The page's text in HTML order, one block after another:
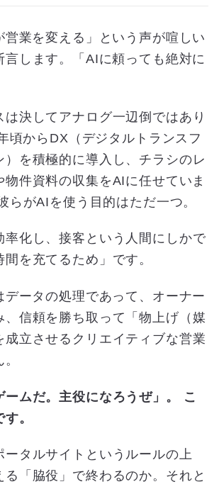
営業を変える」という声が喧しい
言します。「AIに頼っても絶対に
は決してアナログ一辺倒ではあり
頃からDX（デジタルトランスフ
）を積極的に導入し、チラシのレ
物件資料の収集をAIに任せていま
らがAIを使う目的はただ一つ。
率化し、接客という人間にしかで
を充てるため」です。
データの処理であって、オーナー
、信頼を勝ち取って「物上げ（媒
成立させるクリエイティブな営業
ームだ。主役になろうぜ」。 こ
。
ータルサイトというルールの上
る「脇役」で終わるのか。それと